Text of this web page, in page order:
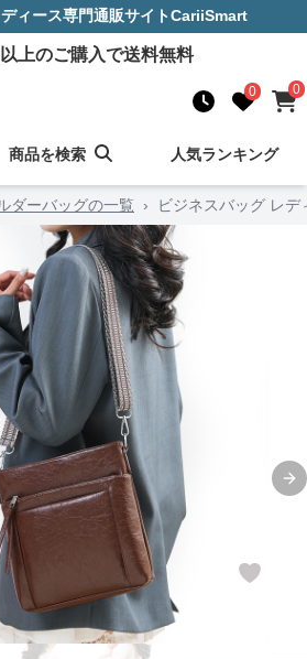
ィース専門通販サイトCariiSmart
上のご購入で送料無料
0 0
商品を検索 人気ランキング
ダーバッグの一覧 › ビジネスバッグ レ